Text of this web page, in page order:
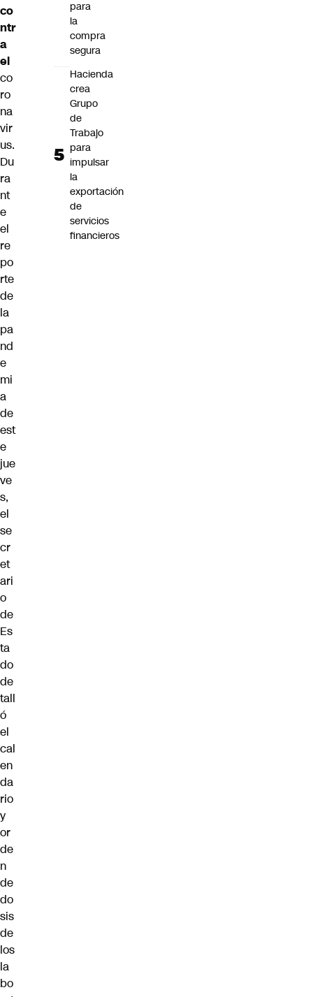
co
ntr
a
el
co
ro
na
vir
us.
Du
ra
nt
e
el
re
po
rte
de
la
pa
nd
e
mi
a
de
est
e
jue
ve
s,
el
se
cr
et
ari
o
de
Es
ta
do
de
tall
ó
el
cal
en
da
rio
y
or
de
n
de
do
sis
de
los
la
bo
para
la
compra
segura
Hacienda
crea
Grupo
de
Trabajo
para
impulsar
la
exportación
de
servicios
financieros